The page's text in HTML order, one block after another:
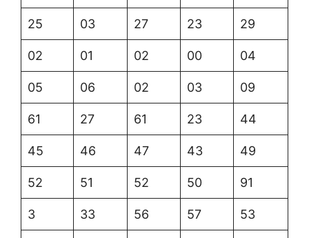
25 03 27 23 29
02 01 02 00 04
05 06 02 03 09
61 27 61 23 44
45 46 47 43 49
52 51 52 50 91
3 33 56 57 53